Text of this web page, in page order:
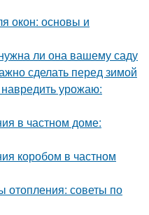
окон: основы и
ли она вашему саду
сделать перед зимой
навредить урожаю:
в частном доме:
коробом в частном
отопления: советы по